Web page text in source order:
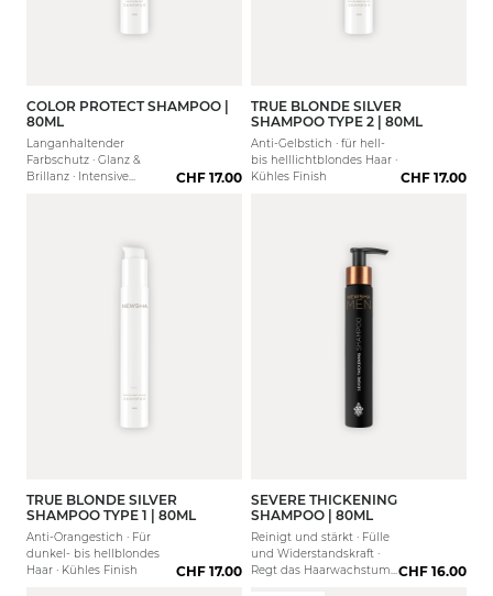
COLOR PROTECT SHAMPOO |
80ML
Langanhaltender
Farbschutz · Glanz &
Brillanz · Intensive
CHF 17.00
TRUE BLONDE SILVER
SHAMPOO TYPE 2 | 80ML
Anti-Gelbstich · für hell-
bis helllichtblondes Haar ·
Kühles Finish
CHF 17.00
TRUE BLONDE SILVER
SHAMPOO TYPE 1 | 80ML
Anti-Orangestich · Für
dunkel- bis hellblondes
Haar · Kühles Finish
CHF 17.00
SEVERE THICKENING
SHAMPOO | 80ML
Reinigt und stärkt · Fülle
und Widerstandskraft ·
Regt das Haarwachstum
CHF 16.00